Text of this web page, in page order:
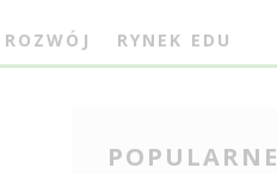
ROZWÓJ RYNEK EDU
POPULARNE